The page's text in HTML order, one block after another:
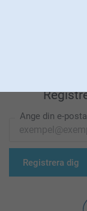
Ange din e-
Registrera dig